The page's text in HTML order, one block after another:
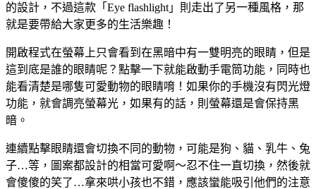
的設計，不過這款「Eye flashlight」則走出了另一種風格，那
就是要帶給大家更多的生活樂趣！
開啟程式在螢幕上只會看到在黑暗中有一雙明亮的眼睛，但是
這到底是誰的眼睛呢？點擊一下就能啟動手電筒功能，同時也
能看清楚是哪隻可愛動物的眼睛唷！如果你的手機沒有閃光燈
功能，就會調亮螢幕光，如果有的話，則螢幕還是會保持黑
暗。
連續點擊眼睛還會切換不同的動物，可能是狗、貓、乳牛、兔
子…等，圖案都設計的相當可愛啊～忍不住一直切換，然後就
會傻傻的笑了…拿來哄小孩也不錯，應該蠻能吸引他們的注意